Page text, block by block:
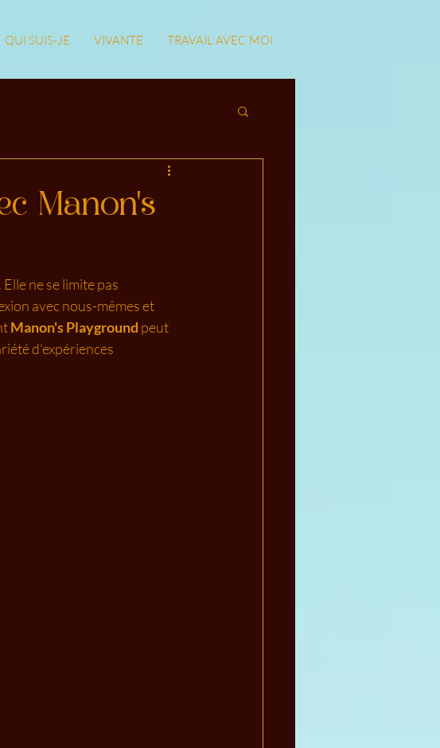
QUI SUIS-JE VIVANTE TRAVAIL AVEC MOI
Manon's
ne se limite pas
avec nous-mêmes et
Manon's Playground peut
d'expériences